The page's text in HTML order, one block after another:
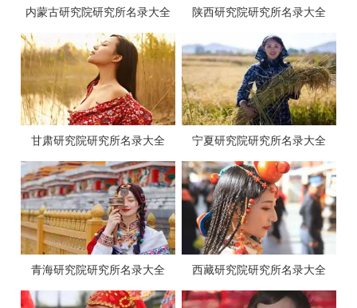
内蒙古研究院研究所名录大全 陕西研究院研究所名录大全
甘肃研究院研究所名录大全 宁夏研究院研究所名录大全
青海研究院研究所名录大全 西藏研究院研究所名录大全